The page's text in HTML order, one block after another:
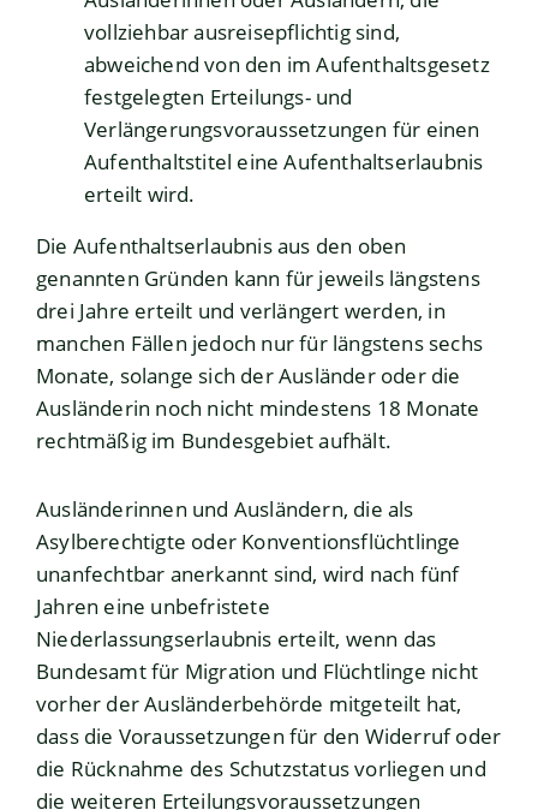
vollziehbar ausreisepflichtig sind,
abweichend von den im Aufenthaltsgesetz
festgelegten Erteilungs- und
Verlängerungsvoraussetzungen für einen
Aufenthaltstitel eine Aufenthaltserlaubnis
erteilt wird.
Die Aufenthaltserlaubnis aus den oben
genannten Gründen kann für jeweils längstens
drei Jahre erteilt und verlängert werden, in
manchen Fällen jedoch nur für längstens sechs
Monate, solange sich der Ausländer oder die
Ausländerin noch nicht mindestens 18 Monate
rechtmäßig im Bundesgebiet aufhält.
Ausländerinnen und Ausländern, die als
Asylberechtigte oder Konventionsflüchtlinge
unanfechtbar anerkannt sind, wird nach fünf
Jahren eine unbefristete
Niederlassungserlaubnis erteilt, wenn das
Bundesamt für Migration und Flüchtlinge nicht
vorher der Ausländerbehörde mitgeteilt hat,
dass die Voraussetzungen für den Widerruf oder
die Rücknahme des Schutzstatus vorliegen und
die weiteren Erteilungsvoraussetzungen